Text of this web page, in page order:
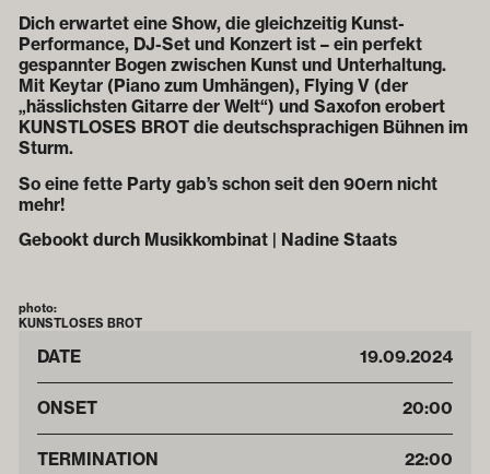
Dich erwartet eine Show, die gleichzeitig Kunst-
Performance, DJ-Set und Konzert ist – ein perfekt
gespannter Bogen zwischen Kunst und Unterhaltung.
Mit Keytar (Piano zum Umhängen), Flying V (der
„hässlichsten Gitarre der Welt“) und Saxofon erobert
KUNSTLOSES BROT die deutschsprachigen Bühnen im
Sturm.
So eine fette Party gab’s schon seit den 90ern nicht
mehr!
Gebookt durch Musikkombinat | Nadine Staats
photo:
KUNSTLOSES BROT
DATE 19.09.2024
ONSET 20:00
TERMINATION 22:00